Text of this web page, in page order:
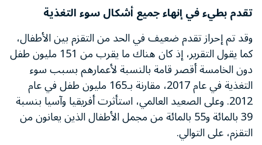
تقدم بطيء في إنهاء جميع أشكال سوء التغذية
وقد تم إحراز تقدم ضعيف في الحد من التقزم بين الأطفال،
كما يقول التقرير، إذ كان هناك ما يقرب من 151 مليون طفل
دون الخامسة أقصر قامة بالنسبة لأعمارهم بسبب سوء
التغذية في عام 2017، مقارنة بـ165 مليون طفل في عام
2012. وعلى الصعيد العالمي، استأثرت أفريقيا وآسيا بنسبة
39 بالمائة و55 بالمائة من مجمل الأطفال الذين يعانون من
التقزم، على التوالي.